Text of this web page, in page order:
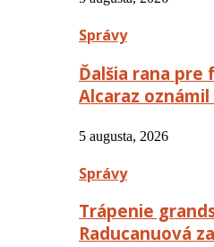
Správy
Ďalšia rana pre
Alcaraz
5 augusta, 2026
Správy
Trápenie
Raducanuová